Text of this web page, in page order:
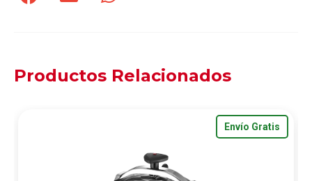
Productos Relacionados
Envío Gratis